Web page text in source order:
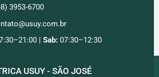
3953-6700
| Sab: 07:30–12:30
USUY - SÃO JOSÉ